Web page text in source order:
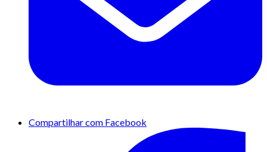
Compartilhar com Facebook